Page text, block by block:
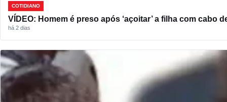
COTIDIANO
VÍDEO: Homem é preso após ‘açoitar’ a filha com cabo
há 2 dias